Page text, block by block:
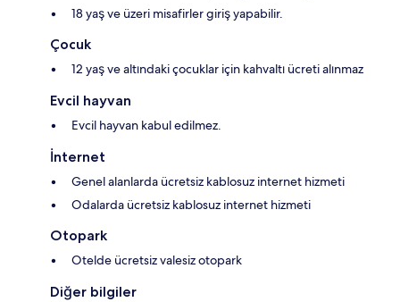
18 yaş ve üzeri misafirler giriş yapabilir.
Çocuk
12 yaş ve altındaki çocuklar için kahvaltı ücreti alınmaz
Evcil hayvan
Evcil hayvan kabul edilmez.
İnternet
Genel alanlarda ücretsiz kablosuz internet hizmeti
Odalarda ücretsiz kablosuz internet hizmeti
Otopark
Otelde ücretsiz valesiz otopark
Diğer bilgiler